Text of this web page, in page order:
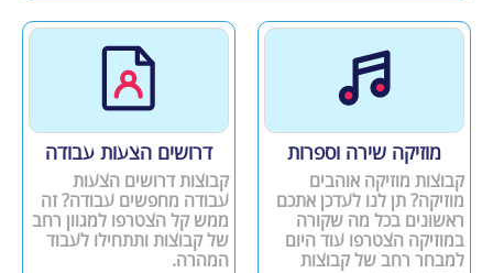
מוזיקה שירה וספרות
קבוצות מוזיקה אוהבים
מוזיקה? תן לנו לעדכן אתכם
ראשונים בכל מה שקורה
במוזיקה הצטרפו עוד היום
למבחר רחב של קבוצות
דרושים הצעות עבודה
קבוצות דרושים הצעות
עבודה מחפשים עבודה? זה
ממש קל הצטרפו למגוון רחב
של קבוצות ותתחילו לעבוד
המהרה.